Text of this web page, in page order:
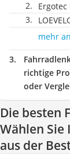
mehr
richtige
oder
Die besten
Wählen Sie
aus der